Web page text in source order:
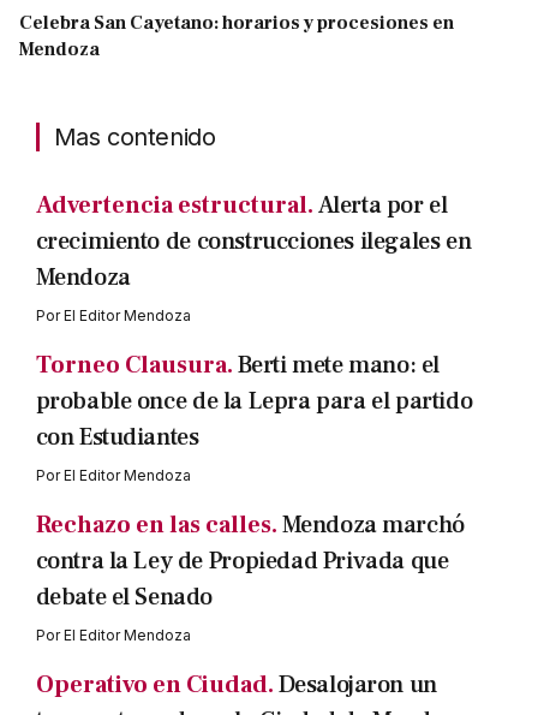
Celebra San Cayetano: horarios y procesiones en
Mendoza
Mas contenido
Advertencia estructural.Alerta por el
crecimiento de construcciones ilegales en
Mendoza
PorEl Editor Mendoza
Torneo Clausura.Berti mete mano: el
probable once de la Lepra para el partido
con Estudiantes
PorEl Editor Mendoza
Rechazo en las calles.Mendoza marchó
contra la Ley de Propiedad Privada que
debate el Senado
PorEl Editor Mendoza
Operativo en Ciudad.Desalojaron un